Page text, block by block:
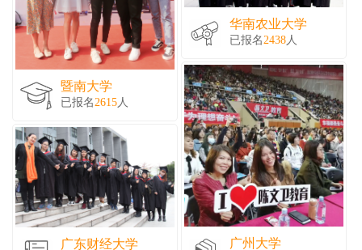
暨南大学
已报名2615人
广东财经大学
华南农业大学
已报名2438人
广州大学